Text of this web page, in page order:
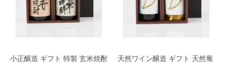
小正醸造 ギフト 特製 玄米焼酎
天然ワイン醸造 ギフト 天然葡